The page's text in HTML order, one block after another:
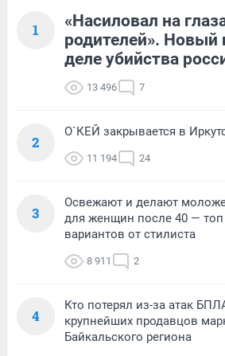
1
«Насиловал на
родителей». Новый
деле убийства
13 496 7
2
О`КЕЙ закрывается в
11 194 24
3
Освежают и делают
для женщин после 40 —
вариантов от стилиста
8 911 2
4
Кто потерял из-за атак
крупнейших продавцов
Байкальского региона